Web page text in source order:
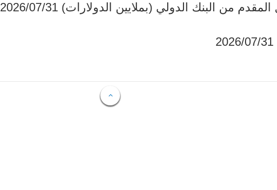
من البنك الدولي (بملايين الدولارات) 2026/07/31